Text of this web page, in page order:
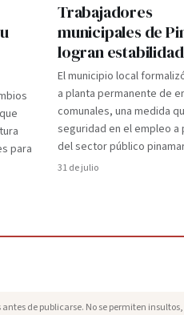
para
Trabajadores
municipales de
logran
El municipio local
a planta permanente de
comunales, una medida
seguridad en el empleo a
del sector público
31 de julio
de publicarse. No se permiten